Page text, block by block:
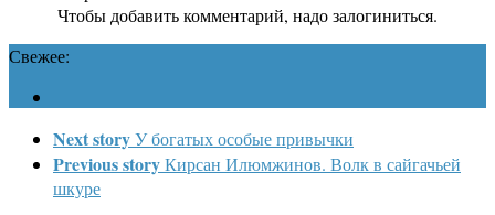
Чтобы добавить комментарий, надо залогиниться.
Свежее:
Next storyУ богатых особые привычки
Previous storyКирсан Илюмжинов. Волк в сайгачьей
шкуре